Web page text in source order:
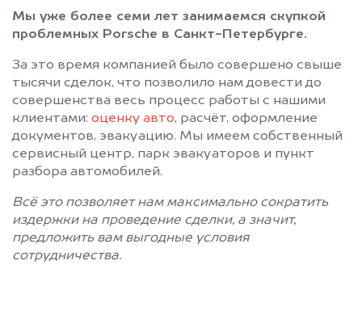
Светогорск
Сестрорецк
Сиверский
Сясьстрой
Тихвин
Тосно
Шлиссельбург
Мы уже более семи лет занимаемся скупкой
проблемных Porsche в Санкт-Петербурге.
За это время компанией было совершено свыше
тысячи сделок, что позволило нам довести до
совершенства весь процесс работы с нашими
клиентами: оценку авто, расчёт, оформление
документов, эвакуацию. Мы имеем собственный
сервисный центр, парк эвакуаторов и пункт
разбора автомобилей.
Всё это позволяет нам максимально сократить
издержки на проведение сделки, а значит,
предложить вам выгодные условия
сотрудничества.